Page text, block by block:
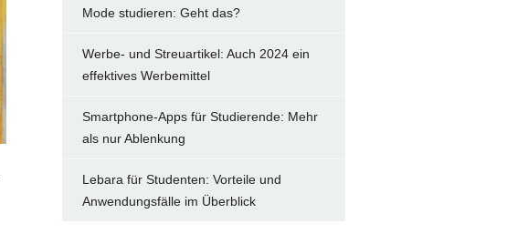
Mode studieren: Geht das?
Werbe- und Streuartikel: Auch 2024 ein
effektives Werbemittel
Smartphone-Apps für Studierende: Mehr
als nur Ablenkung
Lebara für Studenten: Vorteile und
Anwendungsfälle im Überblick